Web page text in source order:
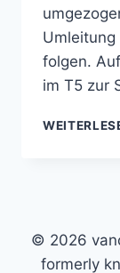
folgen.
im T5 zur
© 2026
formerly